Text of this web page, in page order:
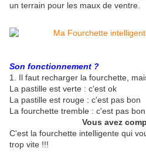
un terrain pour les maux de ventre.
Son fonctionnement ?
1. Il faut recharger la fourchette,
La pastille est verte : c'est ok
La pastille est rouge : c'est pas bon
La fourchette tremble : c'est pas bon
Vous avez
C'est la fourchette intelligente qui
trop vite !!!